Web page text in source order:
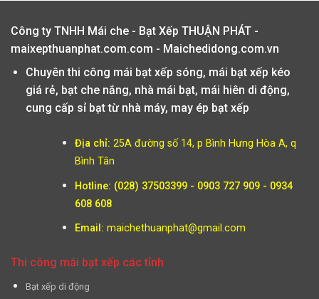
Công ty TNHH Mái che - Bạt Xếp THUẬN PHÁT -
maixepthuanphat.com.com - Maichedidong.com.vn
Chuyên thi công mái bạt xếp sóng, mái bạt xếp kéo
giá rẻ, bạt che nắng, nhà mái bạt, mái hiên di động,
cung cấp sỉ bạt từ nhà máy, may ép bạt xếp
Địa chỉ: 25A đường số 14, p Bình Hưng Hòa A, q
Bình Tân
Hotline: (028) 37503399 - 0903 727 909 - 0934
608 608
Email: maichethuanphat@gmail.com
Thi công mái bạt xếp các tỉnh
Bạt xếp di động